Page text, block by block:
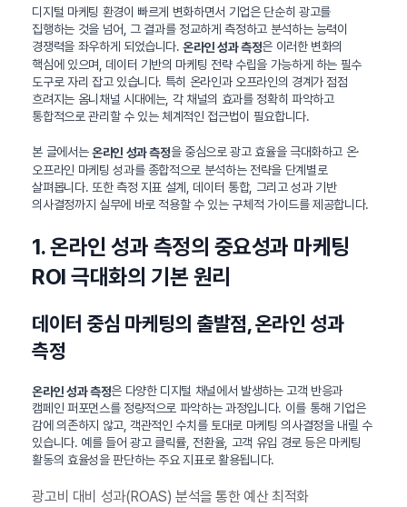
디지털 마케팅 환경이 빠르게 변화하면서 기업은 단순히 광고를
집행하는 것을 넘어, 그 결과를 정교하게 측정하고 분석하는 능력이
경쟁력을 좌우하게 되었습니다.온라인 성과 측정은 이러한 변화의
핵심에 있으며, 데이터 기반의 마케팅 전략 수립을 가능하게 하는 필수
도구로 자리 잡고 있습니다. 특히 온라인과 오프라인의 경계가 점점
흐려지는 옴니채널 시대에는, 각 채널의 효과를 정확히 파악하고
통합적으로 관리할 수 있는 체계적인 접근법이 필요합니다.
본 글에서는온라인 성과 측정을 중심으로 광고 효율을 극대화하고 온·
오프라인 마케팅 성과를 종합적으로 분석하는 전략을 단계별로
살펴봅니다. 또한 측정 지표 설계, 데이터 통합, 그리고 성과 기반
의사결정까지 실무에 바로 적용할 수 있는 구체적 가이드를 제공합니다.
1. 온라인 성과 측정의 중요성과 마케팅
ROI 극대화의 기본 원리
데이터 중심 마케팅의 출발점, 온라인 성과
측정
온라인 성과 측정은 다양한 디지털 채널에서 발생하는 고객 반응과
캠페인 퍼포먼스를 정량적으로 파악하는 과정입니다. 이를 통해 기업은
감에 의존하지 않고, 객관적인 수치를 토대로 마케팅 의사결정을 내릴 수
있습니다. 예를 들어 광고 클릭률, 전환율, 고객 유입 경로 등은 마케팅
활동의 효율성을 판단하는 주요 지표로 활용됩니다.
광고비 대비 성과(ROAS) 분석을 통한 예산 최적화